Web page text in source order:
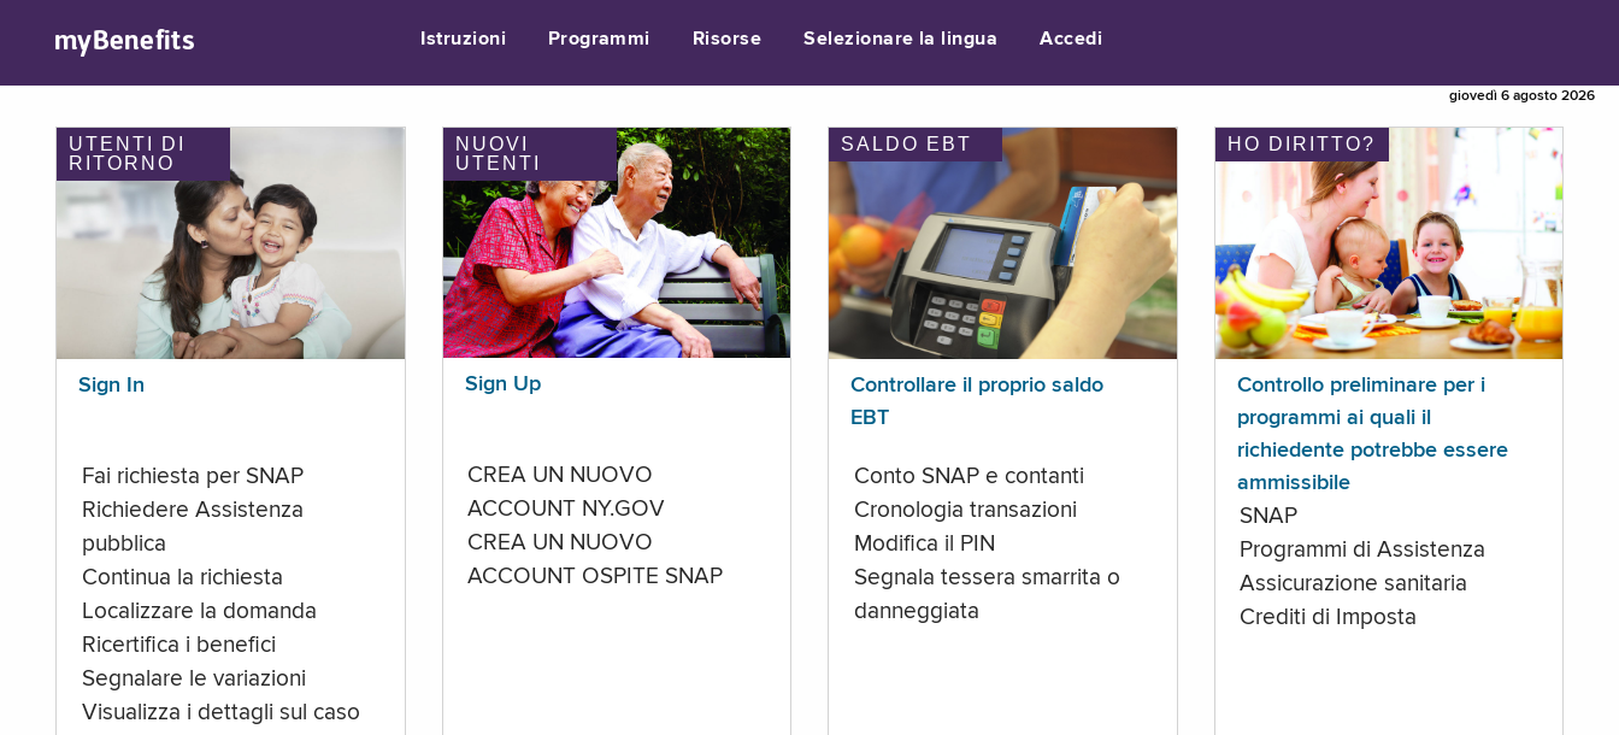
myBenefits Istruzioni Programmi Risorse Selezionare la lingua Accedi
giovedì 6 agosto 2026
UTENTI DI
RITORNO
Sign In
Fai richiesta per SNAP
Richiedere Assistenza
pubblica
Continua la richiesta
Localizzare la domanda
Ricertifica i benefici
Segnalare le variazioni
Visualizza i dettagli sul caso
NUOVI
UTENTI
Sign Up
CREA UN NUOVO
ACCOUNT NY.GOV
CREA UN NUOVO
ACCOUNT OSPITE SNAP
SALDO EBT
Controllare il proprio saldo
EBT
Conto SNAP e contanti
Cronologia transazioni
Modifica il PIN
Segnala tessera smarrita o
danneggiata
HO DIRITTO?
Controllo preliminare per i
programmi ai quali il
richiedente potrebbe essere
ammissibile
SNAP
Programmi di Assistenza
Assicurazione sanitaria
Crediti di Imposta